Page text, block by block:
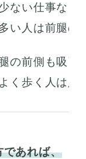
ない仕事なら
い人は前腿の
の前側も吸引
く歩く人は
であれば、